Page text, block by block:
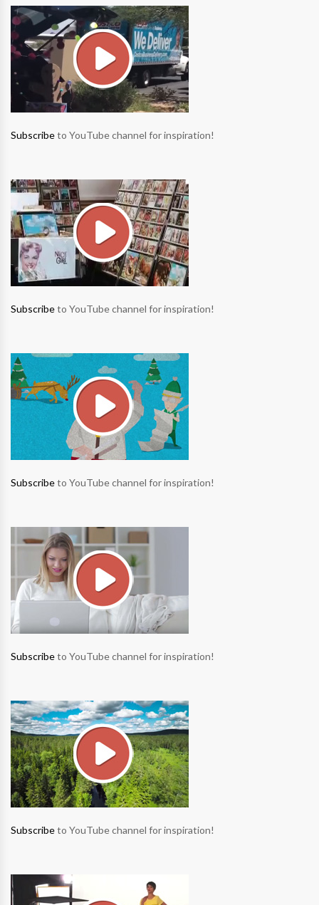
Subscribeto YouTube channel for inspiration!
Subscribeto YouTube channel for inspiration!
Subscribeto YouTube channel for inspiration!
Subscribeto YouTube channel for inspiration!
Subscribeto YouTube channel for inspiration!